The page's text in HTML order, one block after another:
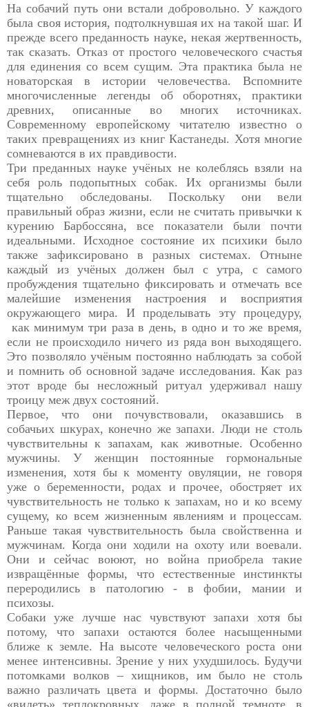
На собачий путь они встали добровольно. У каждого
была своя история, подтолкнувшая их на такой шаг. И
прежде всего преданность науке, некая жертвенность,
так сказать. Отказ от простого человеческого счастья
для единения со всем сущим. Эта практика была не
новаторская в истории человечества. Вспомните
многочисленные легенды об оборотнях, практики
древних, описанные во многих источниках.
Современному европейскому читателю известно о
таких превращениях из книг Кастанеды. Хотя многие
сомневаются в их правдивости.
Три преданных науке учёных не колеблясь взяли на
себя роль подопытных собак. Их организмы были
тщательно обследованы. Поскольку они вели
правильный образ жизни, если не считать привычки к
курению Барбоссяна, все показатели были почти
идеальными. Исходное состояние их психики было
также зафиксировано в разных системах. Отныне
каждый из учёных должен был с утра, с самого
пробуждения тщательно фиксировать и отмечать все
малейшие изменения настроения и восприятия
окружающего мира. И проделывать эту процедуру,
как минимум три раза в день, в одно и то же время,
если не происходило ничего из ряда вон выходящего.
Это позволяло учёным постоянно наблюдать за собой
и помнить об основной задаче исследования. Как раз
этот вроде бы несложный ритуал удерживал нашу
троицу меж двух состояний.
Первое, что они почувствовали, оказавшись в
собачьих шкурах, конечно же запахи. Люди не столь
чувствительны к запахам, как животные. Особенно
мужчины. У женщин постоянные гормональные
изменения, хотя бы к моменту овуляции, не говоря
уже о беременности, родах и прочее, обостряет их
чувствительность не только к запахам, но и ко всему
сущему, ко всем жизненным явлениям и процессам.
Раньше такая чувствительность была свойственна и
мужчинам. Когда они ходили на охоту или воевали.
Они и сейчас воюют, но война приобрела такие
извращённые формы, что естественные инстинкты
переродились в патологию - в фобии, мании и
психозы.
Собаки уже лучше нас чувствуют запахи хотя бы
потому, что запахи остаются более насыщенными
ближе к земле. На высоте человеческого роста они
менее интенсивны. Зрение у них ухудшилось. Будучи
потомками волков – хищников, им было не столь
важно различать цвета и формы. Достаточно было
«видеть» теплокровных, даже в полной темноте, в